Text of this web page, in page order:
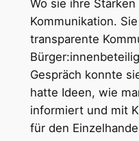
Wo sie ihre
Kommunikation.
transparente
Gespräch konnte
hatte Ideen, wie
informiert und mit
für den